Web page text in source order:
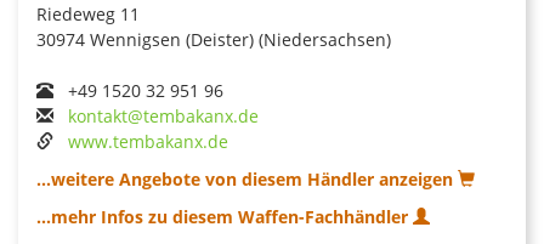
Riedeweg 11
30974 Wennigsen (Deister) (Niedersachsen)
+49 1520 32 951 96
kontakt@tembakanx.de
www.tembakanx.de
...weitere Angebote von diesem Händler anzeigen
...mehr Infos zu diesem Waffen-Fachhändler